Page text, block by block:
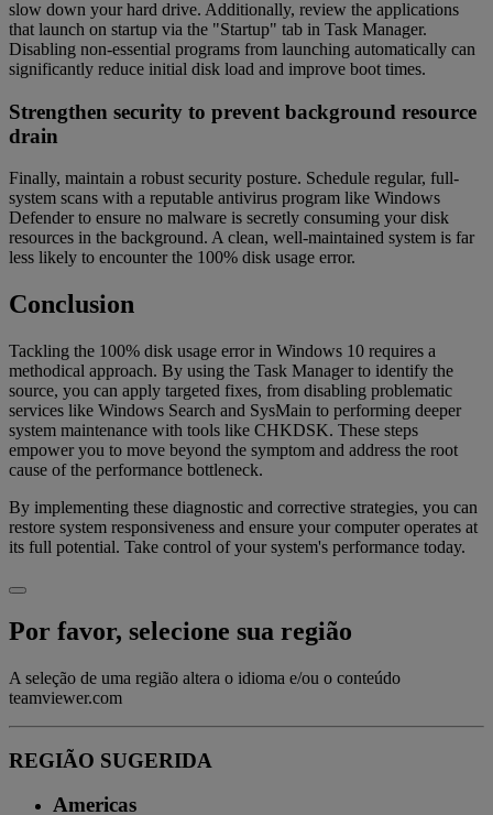
slow down your hard drive. Additionally, review the applications
that launch on startup via the "Startup" tab in Task Manager.
Disabling non-essential programs from launching automatically can
significantly reduce initial disk load and improve boot times.
Strengthen security to prevent background resource
drain
Finally, maintain a robust security posture. Schedule regular, full-
system scans with a reputable antivirus program like Windows
Defender to ensure no malware is secretly consuming your disk
resources in the background. A clean, well-maintained system is far
less likely to encounter the 100% disk usage error.
Conclusion
Tackling the 100% disk usage error in Windows 10 requires a
methodical approach. By using the Task Manager to identify the
source, you can apply targeted fixes, from disabling problematic
services like Windows Search and SysMain to performing deeper
system maintenance with tools like CHKDSK. These steps
empower you to move beyond the symptom and address the root
cause of the performance bottleneck.
By implementing these diagnostic and corrective strategies, you can
restore system responsiveness and ensure your computer operates at
its full potential. Take control of your system's performance today.
Por favor, selecione sua região
A seleção de uma região altera o idioma e/ou o conteúdo
teamviewer.com
REGIÃO SUGERIDA
Americas